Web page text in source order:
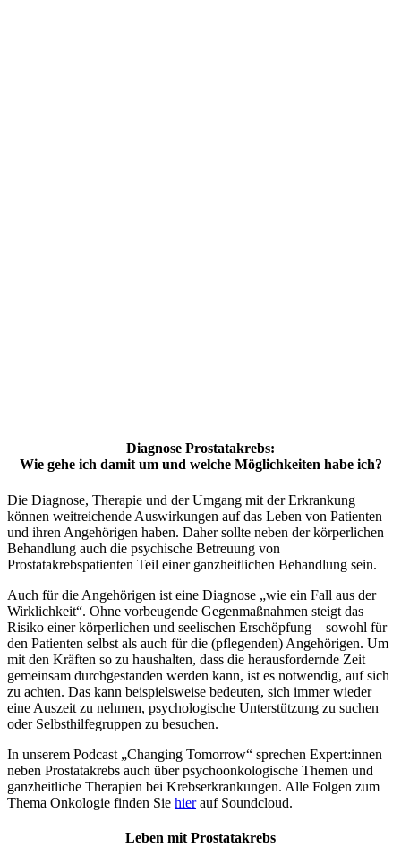
Diagnose Prostatakrebs:
Wie gehe ich damit um und welche Möglichkeiten habe ich?
Die Diagnose, Therapie und der Umgang mit der Erkrankung
können weitreichende Auswirkungen auf das Leben von Patienten
und ihren Angehörigen haben. Daher sollte neben der körperlichen
Behandlung auch die psychische Betreuung von
Prostatakrebspatienten Teil einer ganzheitlichen Behandlung sein.
Auch für die Angehörigen ist eine Diagnose „wie ein Fall aus der
Wirklichkeit“. Ohne vorbeugende Gegenmaßnahmen steigt das
Risiko einer körperlichen und seelischen Erschöpfung – sowohl für
den Patienten selbst als auch für die (pflegenden) Angehörigen. Um
mit den Kräften so zu haushalten, dass die herausfordernde Zeit
gemeinsam durchgestanden werden kann, ist es notwendig, auf sich
zu achten. Das kann beispielsweise bedeuten, sich immer wieder
eine Auszeit zu nehmen, psychologische Unterstützung zu suchen
oder Selbsthilfegruppen zu besuchen.
In unserem Podcast „Changing Tomorrow“ sprechen Expert:innen
neben Prostatakrebs auch über psychoonkologische Themen und
ganzheitliche Therapien bei Krebserkrankungen. Alle Folgen zum
Thema Onkologie finden Sie hierauf Soundcloud.
Leben mit Prostatakrebs